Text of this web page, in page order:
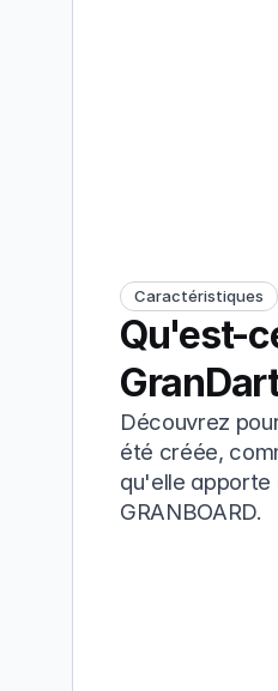
Caractéristiques
Qu'est-
Découvrez
été créée,
qu'elle apporte
GRANBOARD.